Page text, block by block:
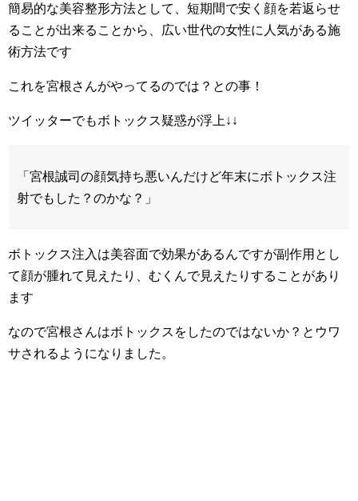
簡易的な美容整形方法として、短期間で安く顔を若返らせ
ることが出来ることから、広い世代の女性に人気がある施
術方法です
これを宮根さんがやってるのでは？との事！
ツイッターでもボトックス疑惑が浮上↓↓
「宮根誠司の顔気持ち悪いんだけど年末にボトックス注
射でもした？のかな？」
ボトックス注入は美容面で効果があるんですが副作用とし
て顔が腫れて見えたり、むくんで見えたりすることがあり
ます
なので宮根さんはボトックスをしたのではないか？とウワ
サされるようになりました。